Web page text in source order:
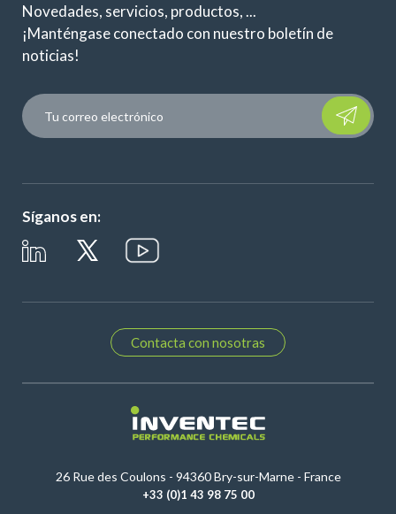
Novedades, servicios, productos, ...
¡Manténgase conectado con nuestro boletín de
noticias!
Please
Síganos en:
Contacta con nosotras
26 Rue des Coulons - 94360 Bry-sur-Marne - France
+33 (0)1 43 98 75 00